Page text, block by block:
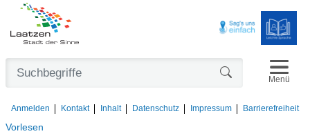
Vorlesen
Anmelden Kontakt Inhalt Datenschutz Impressum Barrierefreiheit
Menü